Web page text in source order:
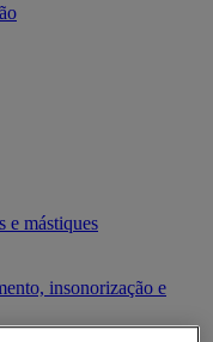
e mástiques
insonorização e